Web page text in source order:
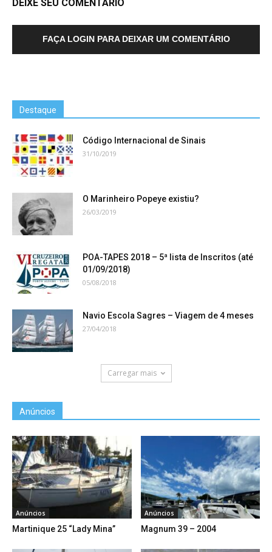
DEIXE SEU COMENTÁRIO
FAÇA LOGIN PARA DEIXAR UM COMENTÁRIO
Destaque
Código Internacional de Sinais
31/10/2019
O Marinheiro Popeye existiu?
26/03/2019
POA-TAPES 2018 – 5ª lista de Inscritos (até
01/09/2018)
05/08/2018
Navio Escola Sagres – Viagem de 4 meses
27/04/2018
Carregar mais
Anúncios
Anúncios
Martinique 25 “Lady Mina”
Anúncios
Magnum 39 – 2004